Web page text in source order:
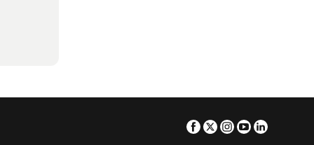
Facebook
TwitterInstagram
Youtube